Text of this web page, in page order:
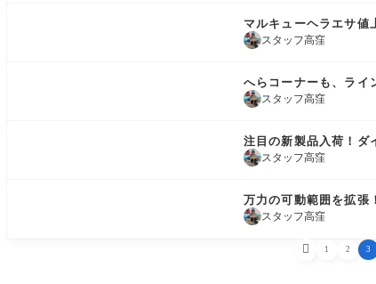
マルキューヘラエサ値
スタッフ高窪
へらコーナーも、ライ
スタッフ高窪
注目の新製品入荷！ダ
スタッフ高窪
万力の可動範囲を拡張
スタッフ高窪
 1 2 3